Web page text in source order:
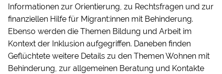
Informationen zur Orientierung, zu Rechtsfragen und zur
finanziellen Hilfe für Migrant:innen mit Behinderung.
Ebenso werden die Themen Bildung und Arbeit im
Kontext der Inklusion aufgegriffen. Daneben finden
Geflüchtete weitere Details zu den Themen Wohnen mit
Behinderung, zur allgemeinen Beratung und Kontakte